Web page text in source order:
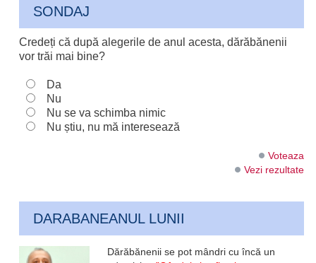
SONDAJ
Credeți că după alegerile de anul acesta, dărăbănenii
vor trăi mai bine?
Da
Nu
Nu se va schimba nimic
Nu știu, nu mă interesează
Voteaza
Vezi rezultate
DARABANEANUL LUNII
Dărăbănenii se pot mândri cu încă un